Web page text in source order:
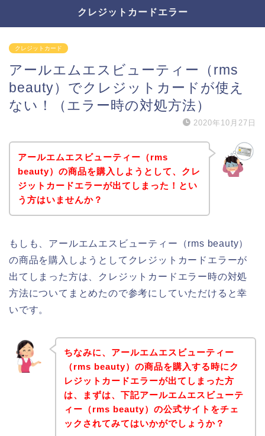
クレジットカードエラー
クレジットカード
アールエムエスビューティー（rms
beauty）でクレジットカードが使え
ない！（エラー時の対処方法）
2020年10月27日
アールエムエスビューティー（rms
beauty）の商品を購入しようとして、クレ
ジットカードエラーが出てしまった！とい
う方はいませんか？
もしも、アールエムエスビューティー（rms beauty）
の商品を購入しようとしてクレジットカードエラーが
出てしまった方は、クレジットカードエラー時の対処
方法についてまとめたので参考にしていただけると幸
いです。
ちなみに、アールエムエスビューティー
（rms beauty）の商品を購入する時にク
レジットカードエラーが出てしまった方
は、まずは、下記アールエムエスビューテ
ィー（rms beauty）の公式サイトをチェ
ックされてみてはいかがでしょうか？